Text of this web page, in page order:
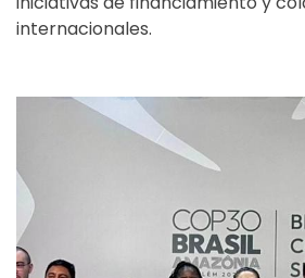
internacionales.